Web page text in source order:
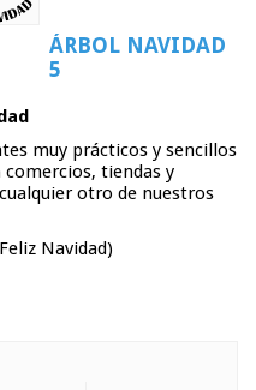
ÁRBOL NAVIDAD
5
muy prácticos y sencillos
tiendas y
otro de nuestros
Navidad)